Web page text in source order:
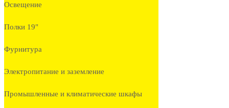
Освещение
Полки 19"
Фурнитура
Электропитание и заземление
Промышленные и климатические шкафы